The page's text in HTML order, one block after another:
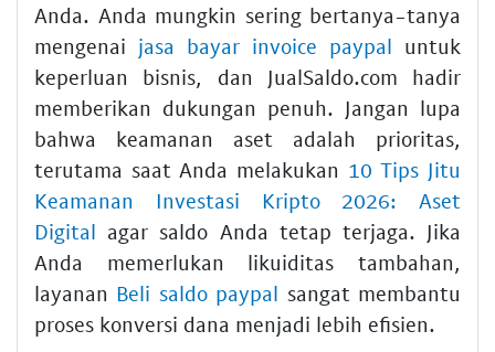
Anda. Anda mungkin sering bertanya-tanya
mengenai jasa bayar invoice paypal untuk
keperluan bisnis, dan JualSaldo.com hadir
memberikan dukungan penuh. Jangan lupa
bahwa keamanan aset adalah prioritas,
terutama saat Anda melakukan 10 Tips Jitu
Keamanan Investasi Kripto 2026: Aset
Digital agar saldo Anda tetap terjaga. Jika
Anda memerlukan likuiditas tambahan,
layanan Beli saldo paypal sangat membantu
proses konversi dana menjadi lebih efisien.